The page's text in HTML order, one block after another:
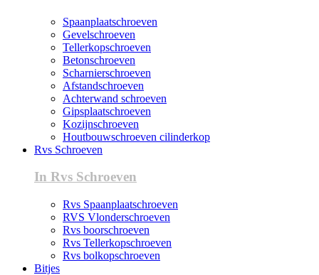
Spaanplaatschroeven
Gevelschroeven
Tellerkopschroeven
Betonschroeven
Scharnierschroeven
Afstandschroeven
Achterwand schroeven
Gipsplaatschroeven
Kozijnschroeven
Houtbouwschroeven cilinderkop
Rvs Schroeven
In Rvs Schroeven
Rvs Spaanplaatschroeven
RVS Vlonderschroeven
Rvs boorschroeven
Rvs Tellerkopschroeven
Rvs bolkopschroeven
Bitjes